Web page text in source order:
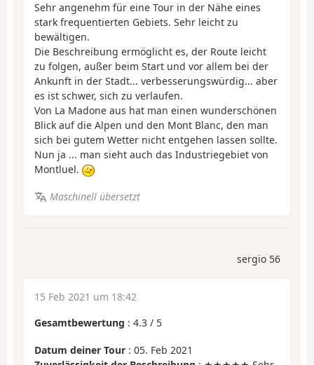
Sehr angenehm für eine Tour in der Nähe eines
stark frequentierten Gebiets. Sehr leicht zu
bewältigen.
Die Beschreibung ermöglicht es, der Route leicht
zu folgen, außer beim Start und vor allem bei der
Ankunft in der Stadt... verbesserungswürdig... aber
es ist schwer, sich zu verlaufen.
Von La Madone aus hat man einen wunderschönen
Blick auf die Alpen und den Mont Blanc, den man
sich bei gutem Wetter nicht entgehen lassen sollte.
Nun ja ... man sieht auch das Industriegebiet von
Montluel.
Maschinell übersetzt
sergio 56
15 Feb 2021 um 18:42
Gesamtbewertung : 4.3 / 5
Datum deiner Tour : 05. Feb 2021